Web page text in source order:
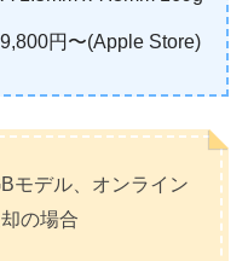
円〜(Apple Store)
モデル、オンライン
の場合